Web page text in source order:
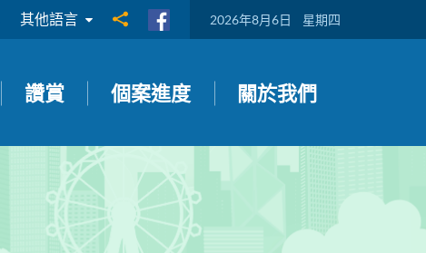
其他語言 分享到 2026年8月6日 星期四
讚賞 個案進度 關於我們